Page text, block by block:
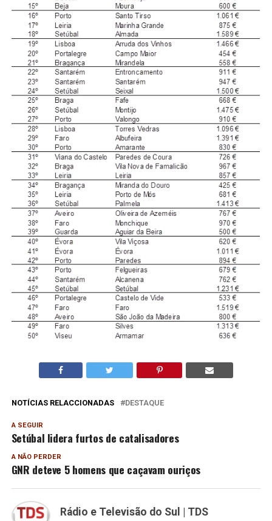
NOTÍCIAS RELACCIONADAS DESTAQUE
A SEGUIR
Setúbal lidera furtos de catalisadores
A NÃO PERDER
GNR deteve 5 homens que caçavam ouriços
Rádio e Televisão do Sul | TDS